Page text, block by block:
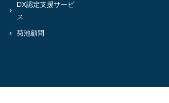
DX認定支援サービ
ス
菊池顧問